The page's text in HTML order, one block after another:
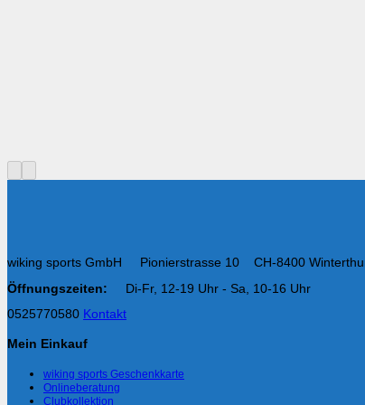
wiking sports GmbH Pionierstrasse 10 CH-8400
Öffnungszeiten: Di-Fr, 12-19 Uhr - Sa, 10-16 Uhr
0525770580 Kontakt
Mein Einkauf
wiking sports Geschenkkarte
Onlineberatung
Clubkollektion